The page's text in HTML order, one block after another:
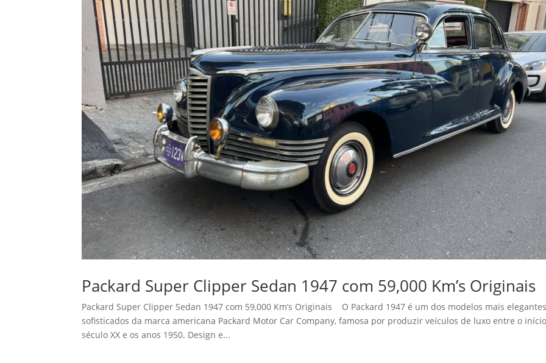
Packard Super Clipper Sedan 1947 com 59,000 Km’s Originais
Packard Super Clipper Sedan 1947 com 59,000 Km’s Originais O Packard 1947 é um dos modelos mais
sofisticados da marca americana Packard Motor Car Company, famosa por produzir veículos de luxo entre o
século XX e os anos 1950. Design e...